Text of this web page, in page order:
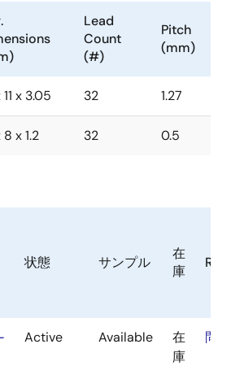
Lead
Count
(#)
Pitch
(mm)
11 x 3.05 32 1.27
8 x 1.2 32 0.5
状態 サンプル
在
庫
Active Available
在
庫
問